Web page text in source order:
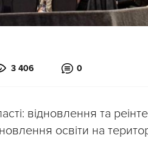
3 406 0
відновлення та
освіти на